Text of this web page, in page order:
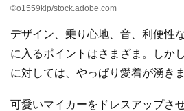
©o1559kip/stock.adobe.com
デザイン、乗り心地、音、利便性
に入るポイントはさまざま。しか
に対しては、やっぱり愛着が湧き
可愛いマイカーをドレスアップさ